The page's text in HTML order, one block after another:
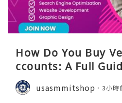
How Do You Buy
ccounts: A Full
usasmmitshop 3小時